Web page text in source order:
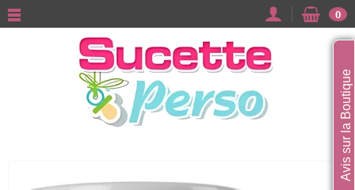
0
Avis sur la Boutique